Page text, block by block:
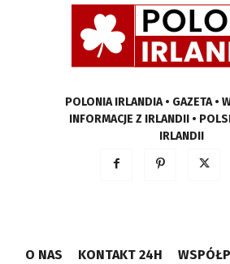
POLONIA IRLANDIA • GAZETA •
INFORMACJE Z IRLANDII •
IRLANDII
O NAS KONTAKT 24H